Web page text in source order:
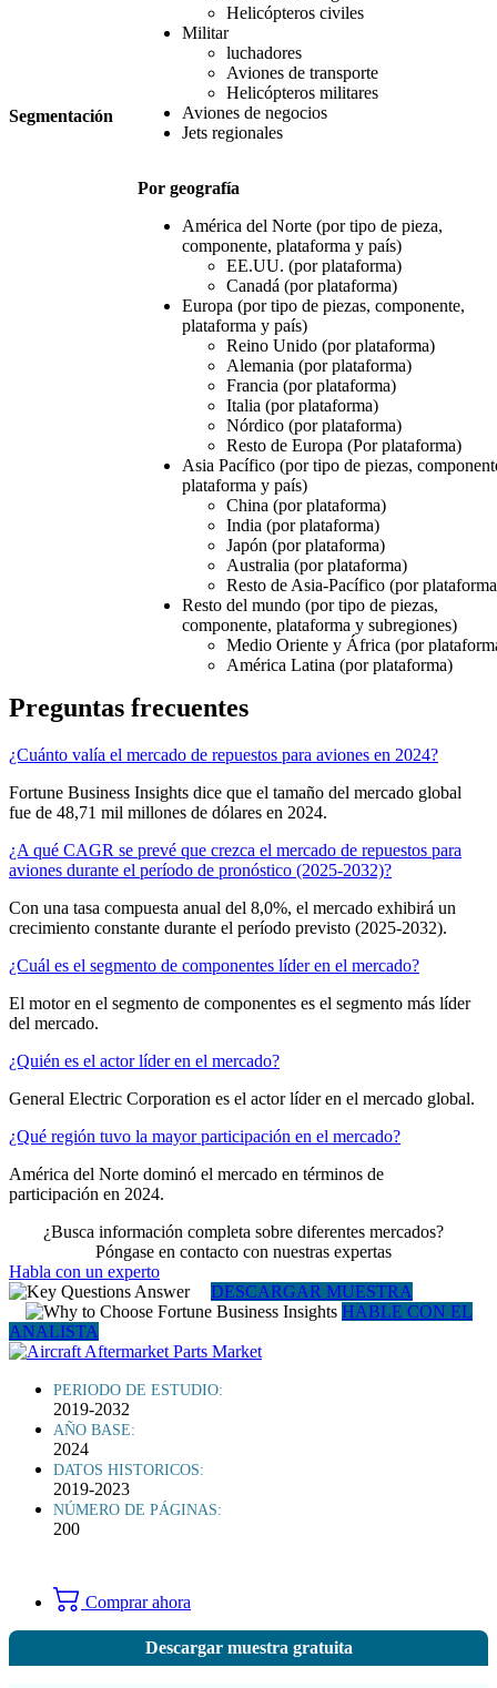
Segmentación
Helicópteros civiles
Militar
luchadores
Aviones de transporte
Helicópteros militares
Aviones de negocios
Jets regionales
Por geografía
América del Norte (por tipo de pieza,
componente, plataforma y país)
EE.UU. (por plataforma)
Canadá (por plataforma)
Europa (por tipo de piezas, componente,
plataforma y país)
Reino Unido (por plataforma)
Alemania (por plataforma)
Francia (por plataforma)
Italia (por plataforma)
Nórdico (por plataforma)
Resto de Europa (Por plataforma)
Asia Pacífico (por tipo de piezas,
plataforma y país)
China (por plataforma)
India (por plataforma)
Japón (por plataforma)
Australia (por plataforma)
Resto de Asia-Pacífico (por
Resto del mundo (por tipo de piezas,
componente, plataforma y subregiones)
Medio Oriente y África (por
América Latina (por plataforma)
Preguntas frecuentes
¿Cuánto valía el mercado de repuestos para aviones en 2024?
Fortune Business Insights dice que el tamaño del mercado global
fue de 48,71 mil millones de dólares en 2024.
¿A qué CAGR se prevé que crezca el mercado de repuestos para
aviones durante el período de pronóstico (2025-2032)?
Con una tasa compuesta anual del 8,0%, el mercado exhibirá un
crecimiento constante durante el período previsto (2025-2032).
¿Cuál es el segmento de componentes líder en el mercado?
El motor en el segmento de componentes es el segmento más líder
del mercado.
¿Quién es el actor líder en el mercado?
General Electric Corporation es el actor líder en el mercado global.
¿Qué región tuvo la mayor participación en el mercado?
América del Norte dominó el mercado en términos de
participación en 2024.
¿Busca información completa sobre diferentes mercados?
Póngase en contacto con nuestras expertas
Habla con un experto
DESCARGAR MUESTRA
HABLE CON EL
ANALISTA
PERIODO DE ESTUDIO:
2019-2032
AÑO BASE:
2024
DATOS HISTORICOS:
2019-2023
NÚMERO DE PÁGINAS:
200
Comprar ahora
Descargar muestra gratuita